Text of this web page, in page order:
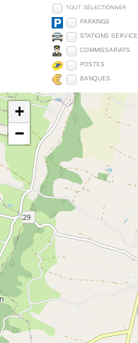
TOUT SÉLECTIONNER
PARKINGS
STATIONS SERVICE
COMMISSARIATS
POSTES
BANQUES
+
−